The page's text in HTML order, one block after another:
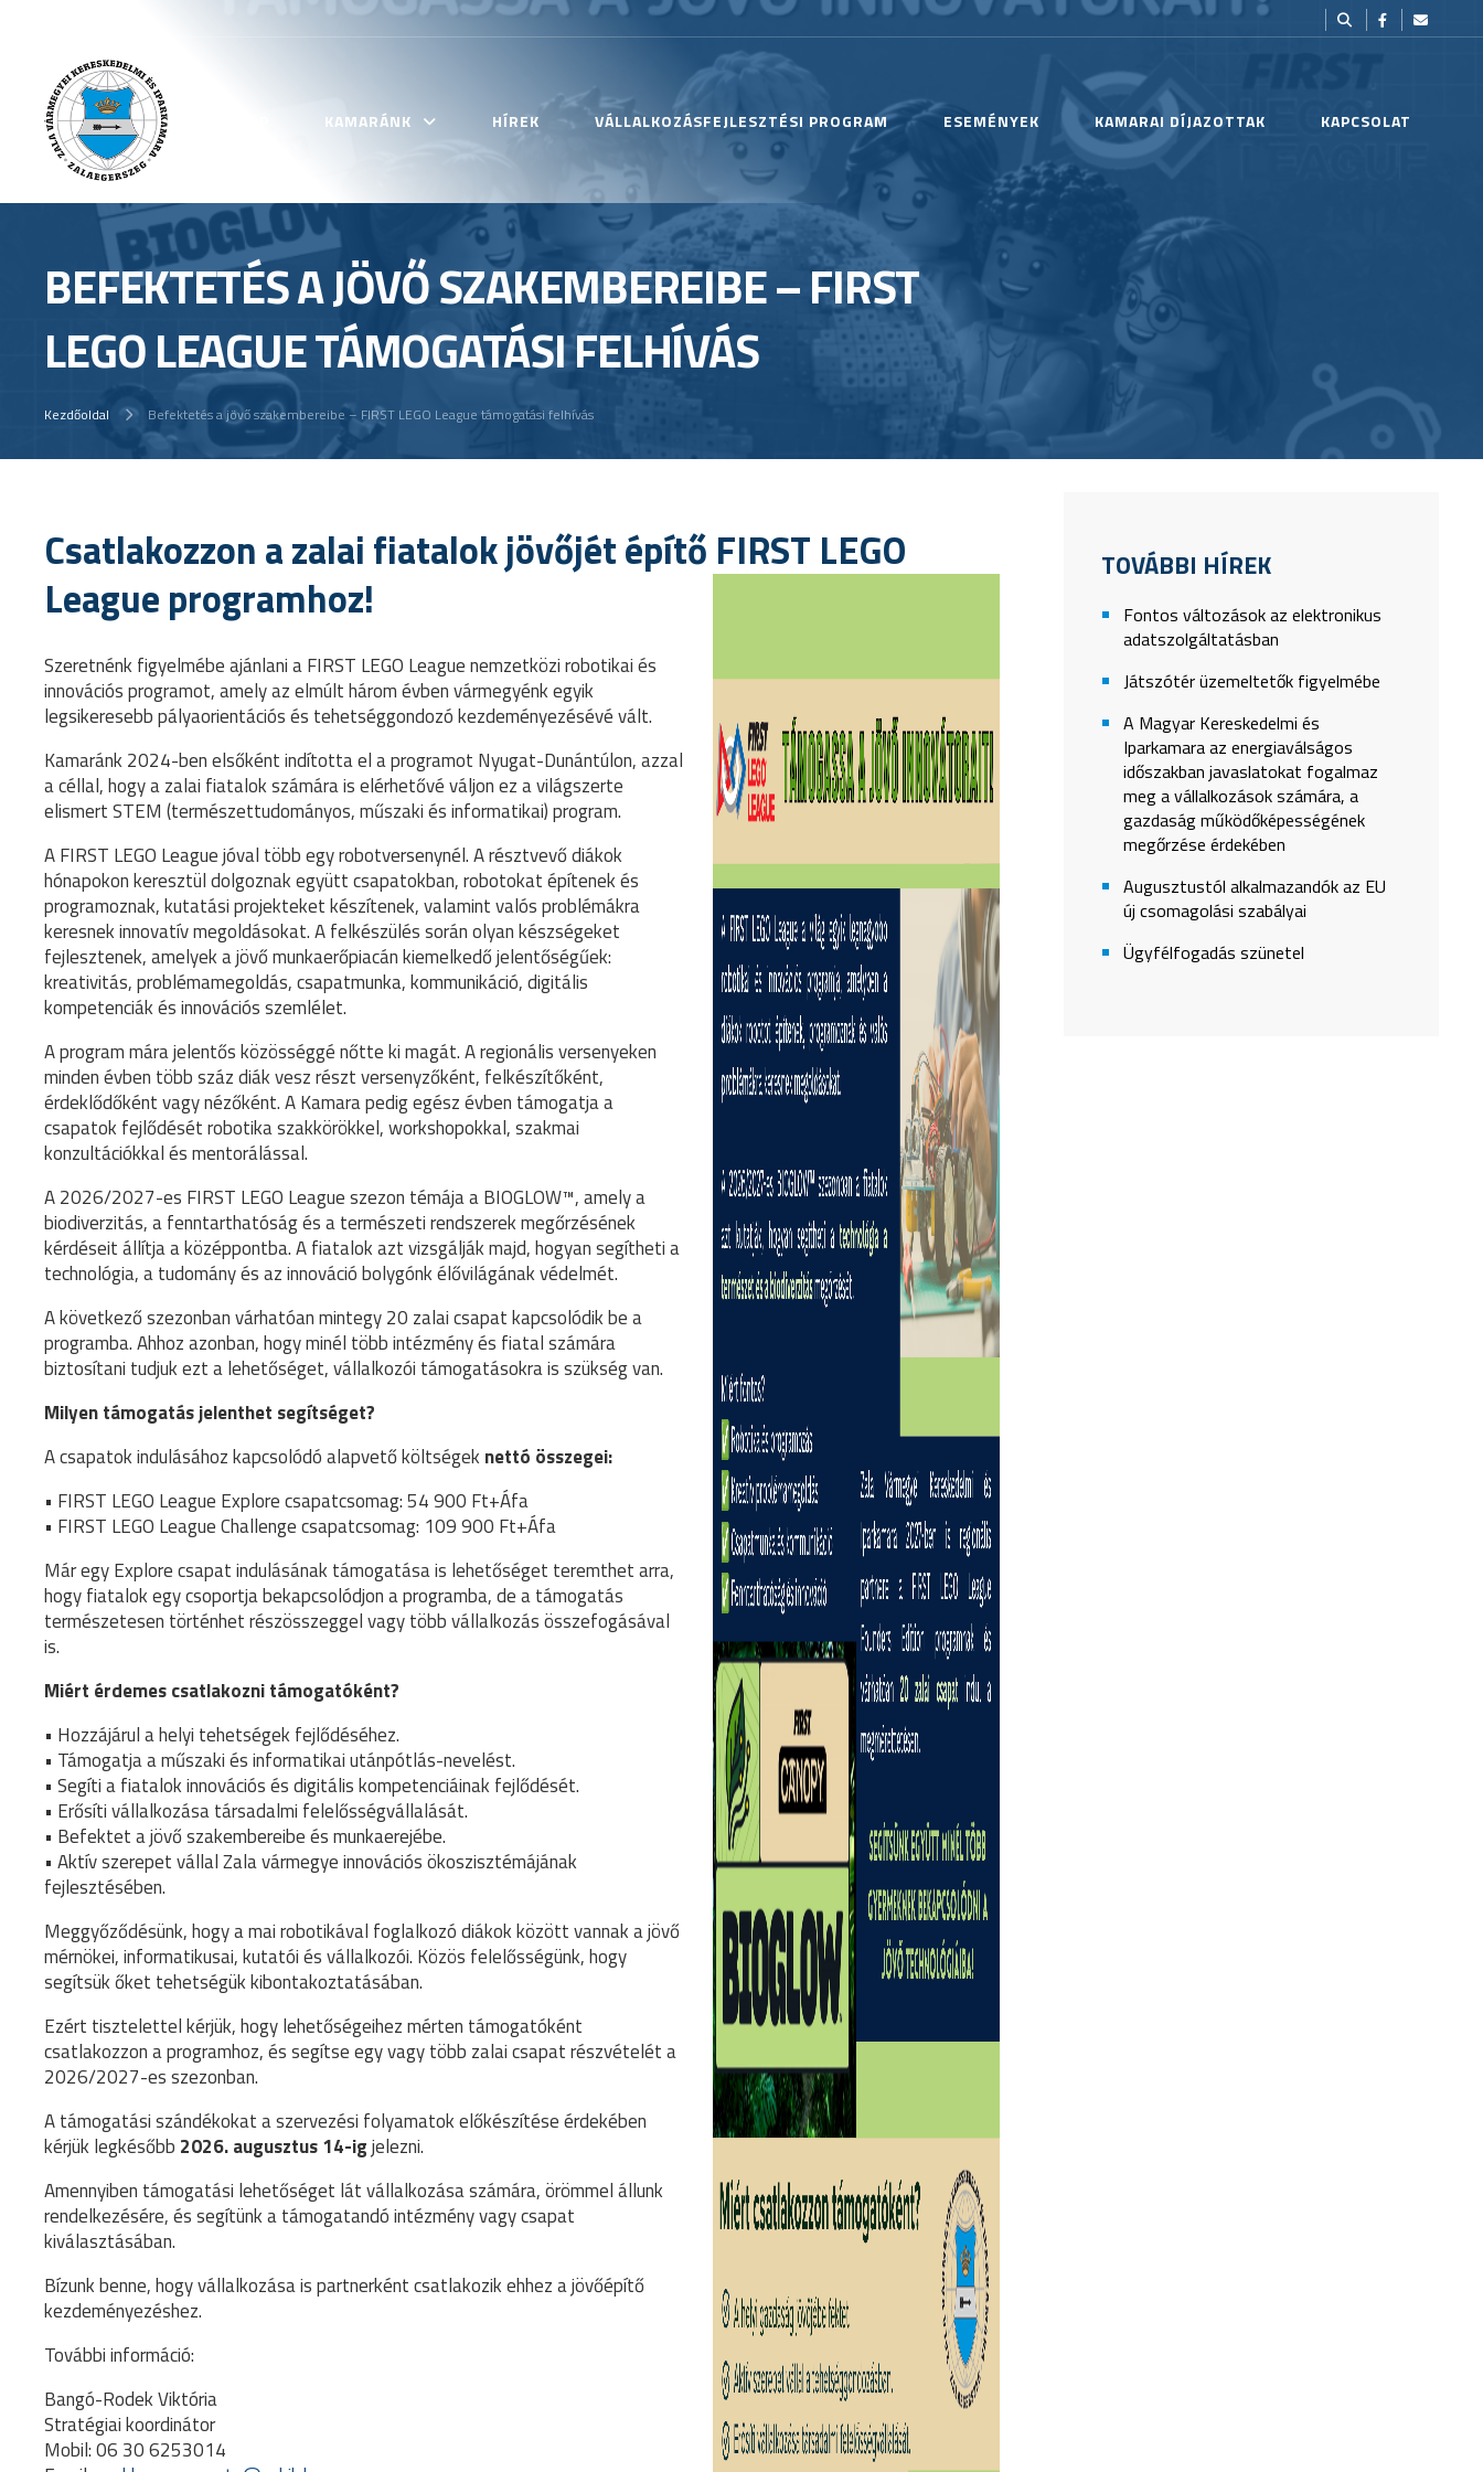
KAMARÁNK HÍREK VÁLLALKOZÁSFEJLESZTÉSI PROGRAM ESEMÉNYEK KAMARAI DÍJAZOTTAK KAPCSOLAT
BEFEKTETÉS A JÖVŐ SZAKEMBEREIBE – FIRST
LEGO LEAGUE TÁMOGATÁSI FELHÍVÁS
Kezdőoldal Befektetés a jövő szakembereibe – FIRST LEGO League támogatási felhívás
Csatlakozzon a zalai fiatalok jövőjét építő FIRST LEGO
League programhoz!
Szeretnénk figyelmébe ajánlani a FIRST LEGO League nemzetközi robotikai és
innovációs programot, amely az elmúlt három évben vármegyénk egyik
legsikeresebb pályaorientációs és tehetséggondozó kezdeményezésévé vált.
Kamaránk 2024-ben elsőként indította el a programot Nyugat-Dunántúlon, azzal
a céllal, hogy a zalai fiatalok számára is elérhetővé váljon ez a világszerte
elismert STEM (természettudományos, műszaki és informatikai) program.
A FIRST LEGO League jóval több egy robotversenynél. A résztvevő diákok
hónapokon keresztül dolgoznak együtt csapatokban, robotokat építenek és
programoznak, kutatási projekteket készítenek, valamint valós problémákra
keresnek innovatív megoldásokat. A felkészülés során olyan készségeket
fejlesztenek, amelyek a jövő munkaerőpiacán kiemelkedő jelentőségűek:
kreativitás, problémamegoldás, csapatmunka, kommunikáció, digitális
kompetenciák és innovációs szemlélet.
A program mára jelentős közösséggé nőtte ki magát. A regionális versenyeken
minden évben több száz diák vesz részt versenyzőként, felkészítőként,
érdeklődőként vagy nézőként. A Kamara pedig egész évben támogatja a
csapatok fejlődését robotika szakkörökkel, workshopokkal, szakmai
konzultációkkal és mentorálással.
A 2026/2027-es FIRST LEGO League szezon témája a BIOGLOW™, amely a
biodiverzitás, a fenntarthatóság és a természeti rendszerek megőrzésének
kérdéseit állítja a középpontba. A fiatalok azt vizsgálják majd, hogyan segítheti a
technológia, a tudomány és az innováció bolygónk élővilágának védelmét.
A következő szezonban várhatóan mintegy 20 zalai csapat kapcsolódik be a
programba. Ahhoz azonban, hogy minél több intézmény és fiatal számára
biztosítani tudjuk ezt a lehetőséget, vállalkozói támogatásokra is szükség van.
Milyen támogatás jelenthet segítséget?
A csapatok indulásához kapcsolódó alapvető költségek nettó összegei:
• FIRST LEGO League Explore csapatcsomag: 54 900 Ft+Áfa
• FIRST LEGO League Challenge csapatcsomag: 109 900 Ft+Áfa
Már egy Explore csapat indulásának támogatása is lehetőséget teremthet arra,
hogy fiatalok egy csoportja bekapcsolódjon a programba, de a támogatás
természetesen történhet részösszeggel vagy több vállalkozás összefogásával
is.
Miért érdemes csatlakozni támogatóként?
• Hozzájárul a helyi tehetségek fejlődéséhez.
• Támogatja a műszaki és informatikai utánpótlás-nevelést.
• Segíti a fiatalok innovációs és digitális kompetenciáinak fejlődését.
• Erősíti vállalkozása társadalmi felelősségvállalását.
• Befektet a jövő szakembereibe és munkaerejébe.
• Aktív szerepet vállal Zala vármegye innovációs ökoszisztémájának
fejlesztésében.
Meggyőződésünk, hogy a mai robotikával foglalkozó diákok között vannak a jövő
mérnökei, informatikusai, kutatói és vállalkozói. Közös felelősségünk, hogy
segítsük őket tehetségük kibontakoztatásában.
Ezért tisztelettel kérjük, hogy lehetőségeihez mérten támogatóként
csatlakozzon a programhoz, és segítse egy vagy több zalai csapat részvételét a
2026/2027-es szezonban.
A támogatási szándékokat a szervezési folyamatok előkészítése érdekében
kérjük legkésőbb 2026. augusztus 14-igjelezni.
Amennyiben támogatási lehetőséget lát vállalkozása számára, örömmel állunk
rendelkezésére, és segítünk a támogatandó intézmény vagy csapat
kiválasztásában.
Bízunk benne, hogy vállalkozása is partnerként csatlakozik ehhez a jövőépítő
kezdeményezéshez.
További információ:
Bangó-Rodek Viktória
Stratégiai koordinátor
Mobil: 06 30 6253014
TOVÁBBI HÍREK
Fontos változások az elektronikus
adatszolgáltatásban
Játszótér üzemeltetők figyelmébe
A Magyar Kereskedelmi és
Iparkamara az energiaválságos
időszakban javaslatokat fogalmaz
meg a vállalkozások számára, a
gazdaság működőképességének
megőrzése érdekében
Augusztustól alkalmazandók az EU
új csomagolási szabályai
Ügyfélfogadás szünetel